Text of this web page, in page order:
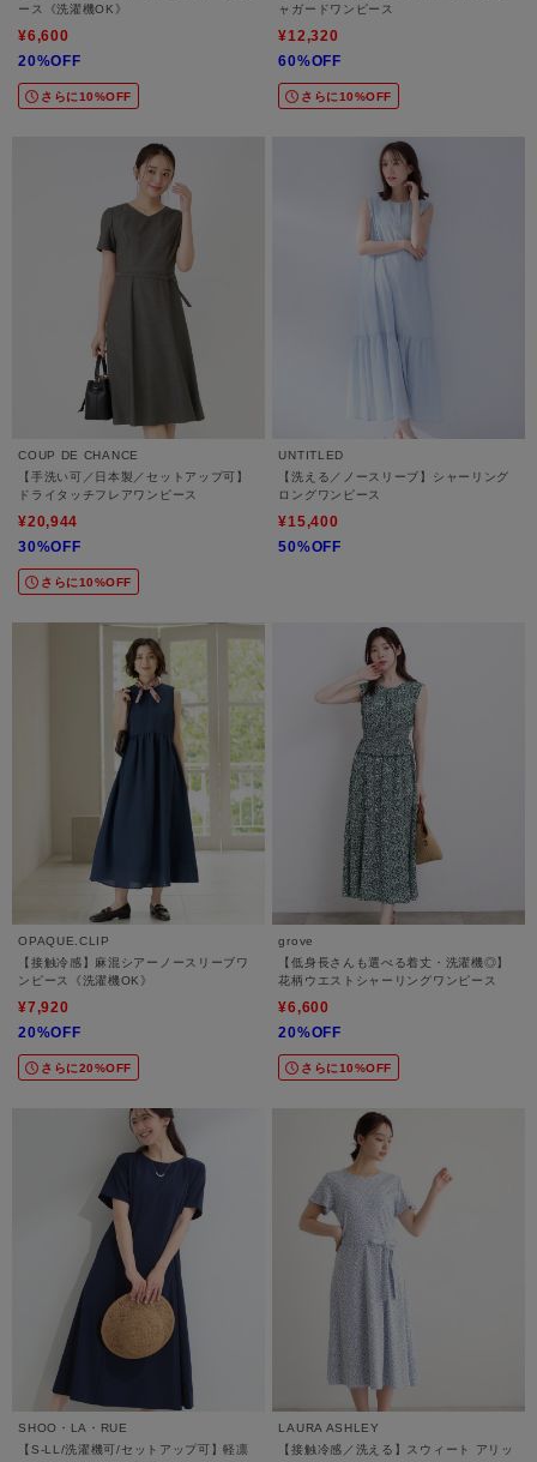
ース《洗濯機OK》
¥6,600
20%OFF
さらに10%OFF
ャガードワンピース
¥12,320
60%OFF
さらに10%OFF
COUP DE CHANCE
【手洗い可／日本製／セットアップ可】
ドライタッチフレアワンピース
¥20,944
30%OFF
さらに10%OFF
UNTITLED
【洗える／ノースリーブ】シャーリング
ロングワンピース
¥15,400
50%OFF
OPAQUE.CLIP
【接触冷感】麻混シアーノースリーブワ
ンピース《洗濯機OK》
¥7,920
20%OFF
さらに20%OFF
grove
【低身長さんも選べる着丈・洗濯機◎】
花柄ウエストシャーリングワンピース
¥6,600
20%OFF
さらに10%OFF
SHOO・LA・RUE
【S-LL/洗濯機可/セットアップ可】軽凛
LAURA ASHLEY
【接触冷感／洗える】スウィート アリッ